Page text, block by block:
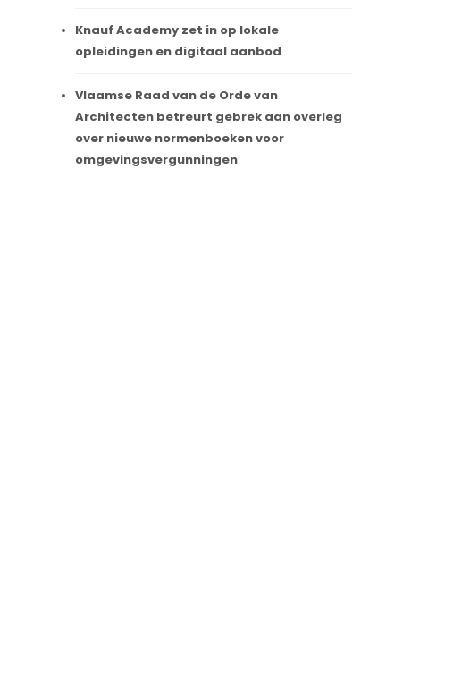
Knauf Academy zet in op lokale
opleidingen en digitaal aanbod
Vlaamse Raad van de Orde van
Architecten betreurt gebrek aan overleg
over nieuwe normenboeken voor
omgevingsvergunningen